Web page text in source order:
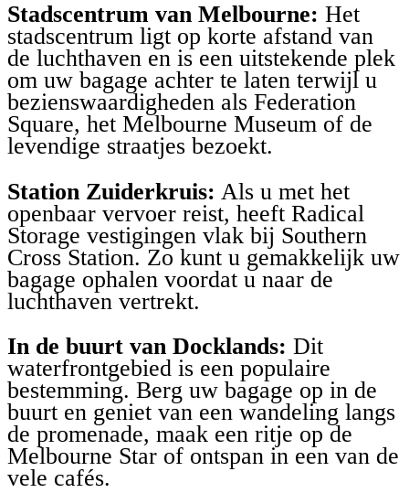
Stadscentrum van Melbourne: Het
stadscentrum ligt op korte afstand van
de luchthaven en is een uitstekende plek
om uw bagage achter te laten terwijl u
bezienswaardigheden als Federation
Square, het Melbourne Museum of de
levendige straatjes bezoekt.
Station Zuiderkruis: Als u met het
openbaar vervoer reist, heeft Radical
Storage vestigingen vlak bij Southern
Cross Station. Zo kunt u gemakkelijk uw
bagage ophalen voordat u naar de
luchthaven vertrekt.
In de buurt van Docklands: Dit
waterfrontgebied is een populaire
bestemming. Berg uw bagage op in de
buurt en geniet van een wandeling langs
de promenade, maak een ritje op de
Melbourne Star of ontspan in een van de
vele cafés.